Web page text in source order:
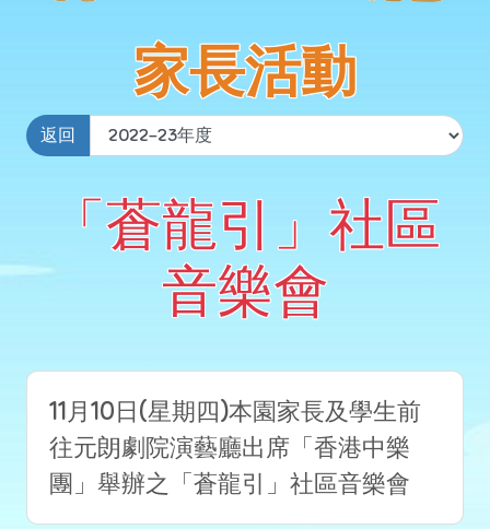
家長活動
返回
「蒼龍引」社區
音樂會
11月10日(星期四)本園家長及學生前
往元朗劇院演藝廳出席「香港中樂
團」舉辦之「蒼龍引」社區音樂會